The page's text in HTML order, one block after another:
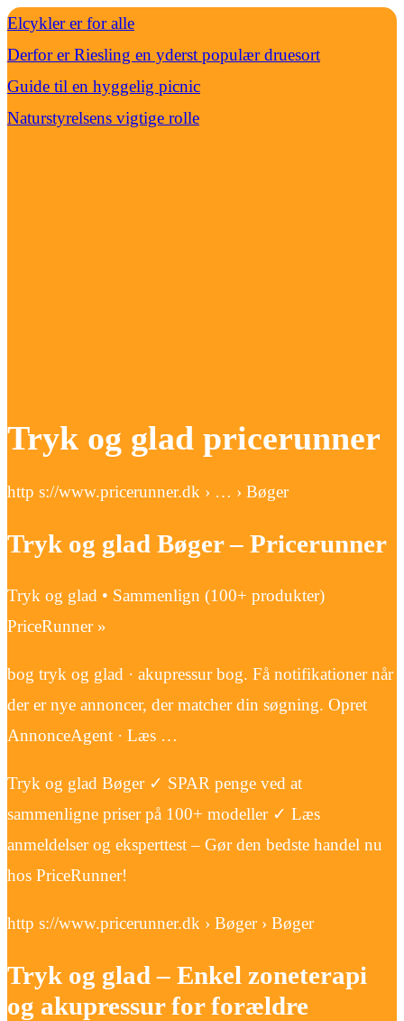
Elcykler er for alle
Derfor er Riesling en yderst populær druesort
Guide til en hyggelig picnic
Naturstyrelsens vigtige rolle
Tryk og glad pricerunner
http s://www.pricerunner.dk › … › Bøger
Tryk og glad Bøger – Pricerunner
Tryk og glad • Sammenlign (100+ produkter)
PriceRunner »
bog tryk og glad · akupressur bog. Få notifikationer når
der er nye annoncer, der matcher din søgning. Opret
AnnonceAgent · Læs …
Tryk og glad Bøger ✓ SPAR penge ved at
sammenligne priser på 100+ modeller ✓ Læs
anmeldelser og eksperttest – Gør den bedste handel nu
hos PriceRunner!
http s://www.pricerunner.dk › Bøger › Bøger
Tryk og glad – Enkel zoneterapi
og akupressur for forældre